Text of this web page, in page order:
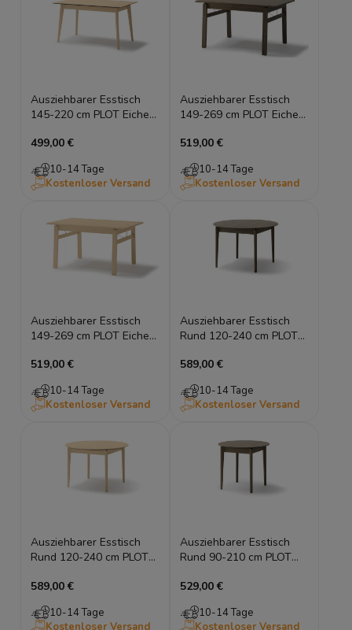
Ausziehbarer Esstisch
145-220 cm PLOT Eiche
Esszimmertisch
499,00 €
10-14 Tage
Kostenloser Versand
Ausziehbarer Esstisch
149-269 cm PLOT Eiche
Esszimmertisch
519,00 €
10-14 Tage
Kostenloser Versand
Ausziehbarer Esstisch
149-269 cm PLOT Eiche
Esszimmertisch
519,00 €
10-14 Tage
Kostenloser Versand
Ausziehbarer Esstisch
Rund 120-240 cm PLOT
589,00 €
10-14 Tage
Kostenloser Versand
Ausziehbarer Esstisch
Rund 120-240 cm PLOT
589,00 €
10-14 Tage
Kostenloser Versand
Ausziehbarer Esstisch
Rund 90-210 cm PLOT
529,00 €
10-14 Tage
Kostenloser Versand